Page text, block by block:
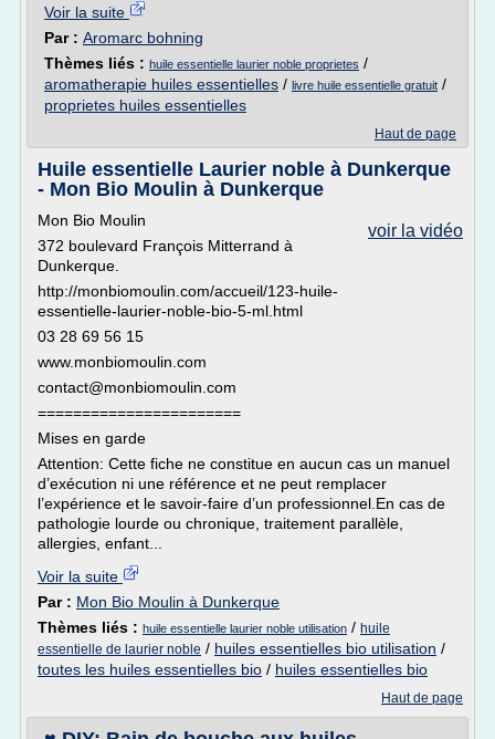
Voir la suite
Par : Aromarc bohning
Thèmes liés : huile essentielle laurier noble proprietes /
aromatherapie huiles essentielles / livre huile essentielle gratuit /
proprietes huiles essentielles
Haut de page
Huile essentielle Laurier noble à Dunkerque
- Mon Bio Moulin à Dunkerque
voir la vidéo
Mon Bio Moulin
372 boulevard François Mitterrand à
Dunkerque.
http://monbiomoulin.com/accueil/123-huile-
essentielle-laurier-noble-bio-5-ml.html
03 28 69 56 15
www.monbiomoulin.com
contact@monbiomoulin.com
=======================
Mises en garde
Attention: Cette fiche ne constitue en aucun cas un manuel
d’exécution ni une référence et ne peut remplacer
l’expérience et le savoir-faire d’un professionnel.En cas de
pathologie lourde ou chronique, traitement parallèle,
allergies, enfant...
Voir la suite
Par : Mon Bio Moulin à Dunkerque
Thèmes liés : huile essentielle laurier noble utilisation / huile
essentielle de laurier noble / huiles essentielles bio utilisation /
toutes les huiles essentielles bio / huiles essentielles bio
Haut de page